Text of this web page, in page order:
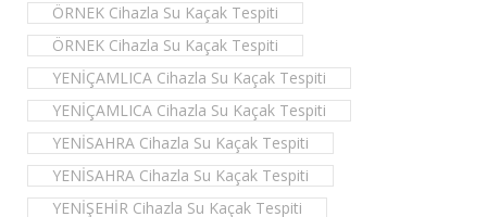
ÖRNEK Cihazla Su Kaçak Tespiti
ÖRNEK Cihazla Su Kaçak Tespiti
YENİÇAMLICA Cihazla Su Kaçak Tespiti
YENİÇAMLICA Cihazla Su Kaçak Tespiti
YENİSAHRA Cihazla Su Kaçak Tespiti
YENİSAHRA Cihazla Su Kaçak Tespiti
YENİŞEHİR Cihazla Su Kaçak Tespiti